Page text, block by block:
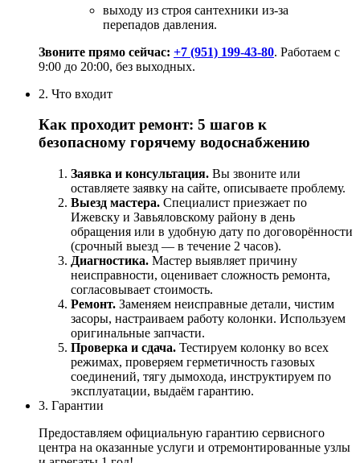
выходу из строя сантехники из‑за
перепадов давления.
Звоните прямо сейчас: +7 (951) 199-43-80. Работаем с
9:00 до 20:00, без выходных.
2. Что входит
Как проходитремонт: 5 шагов к
безопасному горячему водоснабжению
Заявка и консультация. Вы звоните или
оставляете заявку на сайте, описываете проблему.
Выезд мастера. Специалист приезжает по
Ижевску и Завьяловскому району в день
обращения или в удобную дату по договорённости
(срочный выезд — в течение 2 часов).
Диагностика. Мастер выявляет причину
неисправности, оценивает сложность ремонта,
согласовывает стоимость.
Ремонт. Заменяем неисправные детали, чистим
засоры, настраиваем работу колонки. Используем
оригинальные запчасти.
Проверка и сдача. Тестируем колонку во всех
режимах, проверяем герметичность газовых
соединений, тягу дымохода, инструктируем по
эксплуатации, выдаём гарантию.
3. Гарантии
Предоставляем официальную гарантию сервисного
центра на оказанные услуги и отремонтированные узлы